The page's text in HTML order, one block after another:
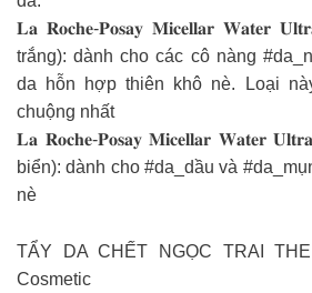
𝐋𝐚 𝐑𝐨𝐜𝐡𝐞-𝐏𝐨𝐬𝐚𝐲 𝐌𝐢𝐜𝐞𝐥𝐥𝐚𝐫 𝐖𝐚𝐭𝐞𝐫
trắng): dành cho các cô nàng
da hỗn hợp thiên khô nè. Loại
chuộng nhất
𝐋𝐚 𝐑𝐨𝐜𝐡𝐞-𝐏𝐨𝐬𝐚𝐲 𝐌𝐢𝐜𝐞𝐥𝐥𝐚𝐫 𝐖𝐚𝐭𝐞𝐫
biển): dành cho #da_dầu và
nè
TẨY DA CHẾT NGỌC TRAI
Cosmetic